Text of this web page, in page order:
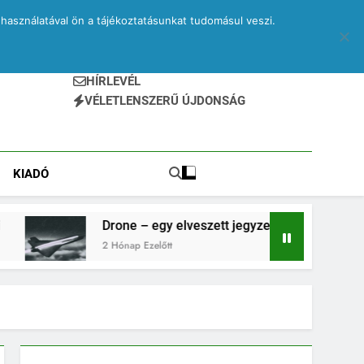
HÍRLEVÉL
VÉLETLENSZERŰ ÚJDONSÁG
KIADÓ
Drone – egy elveszett jegyzetfüzet kitépett lapjai
2 Hónap Ezelőtt
ön a tájékoztatásunkat tudomásul veszi.